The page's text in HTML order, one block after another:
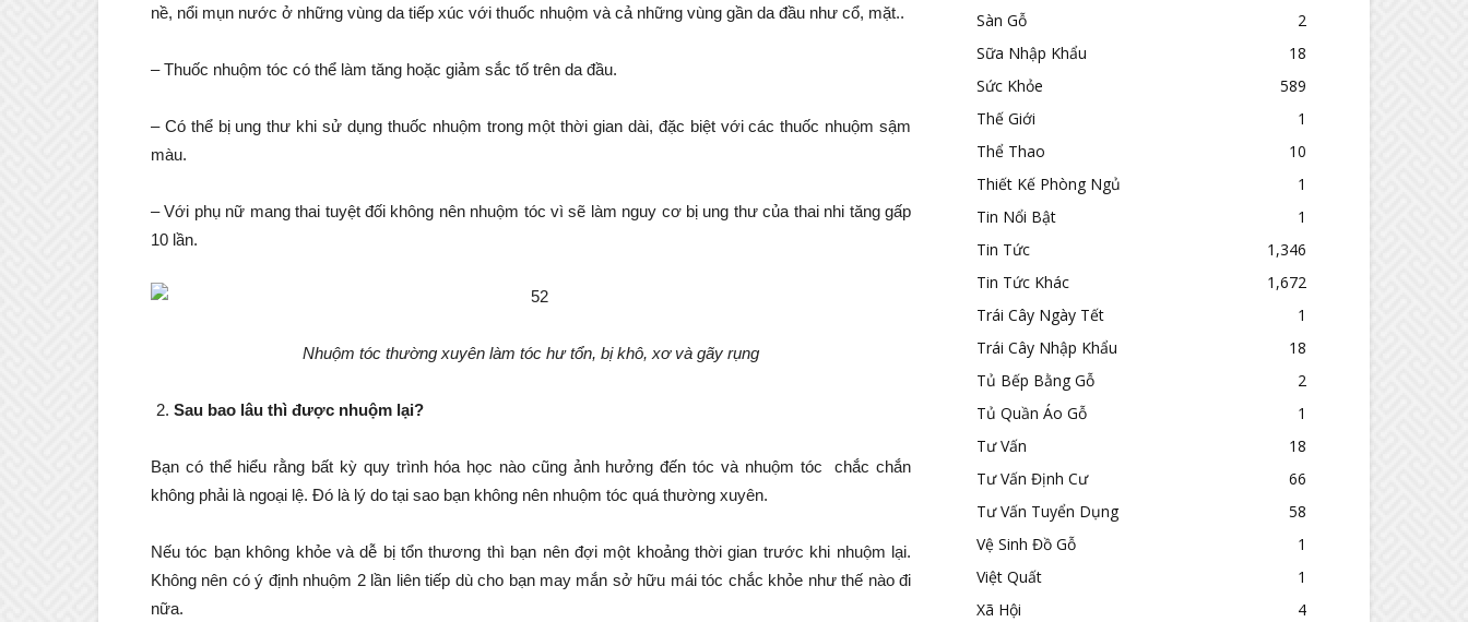
nề, nổi mụn nước ở những vùng da tiếp xúc với thuốc nhuộm và cả những vùng gần da đầu như cổ, mặt..
– Thuốc nhuộm tóc có thể làm tăng hoặc giảm sắc tố trên da đầu.
– Có thể bị ung thư khi sử dụng thuốc nhuộm trong một thời gian dài, đặc biệt với các thuốc nhuộm sậm
màu.
– Với phụ nữ mang thai tuyệt đối không nên nhuộm tóc vì sẽ làm nguy cơ bị ung thư của thai nhi tăng gấp
10 lần.
Nhuộm tóc thường xuyên làm tóc hư tổn, bị khô, xơ và gãy rụng
Sau bao lâu thì được nhuộm lại?
Bạn có thể hiểu rằng bất kỳ quy trình hóa học nào cũng ảnh hưởng đến tóc và nhuộm tóc chắc chắn
không phải là ngoại lệ. Đó là lý do tại sao bạn không nên nhuộm tóc quá thường xuyên.
Nếu tóc bạn không khỏe và dễ bị tổn thương thì bạn nên đợi một khoảng thời gian trước khi nhuộm lại.
Không nên có ý định nhuộm 2 lần liên tiếp dù cho bạn may mắn sở hữu mái tóc chắc khỏe như thế nào đi
nữa.
Sàn Gỗ
2
Sữa Nhập Khẩu
18
Sức Khỏe
589
Thế Giới
1
Thể Thao
10
Thiết Kế Phòng Ngủ
1
Tin Nổi Bật
1
Tin Tức
1,346
Tin Tức Khác
1,672
Trái Cây Ngày Tết
1
Trái Cây Nhập Khẩu
18
Tủ Bếp Bằng Gỗ
2
Tủ Quần Áo Gỗ
1
Tư Vấn
18
Tư Vấn Định Cư
66
Tư Vấn Tuyển Dụng
58
Vệ Sinh Đồ Gỗ
1
Việt Quất
1
Xã Hội
4